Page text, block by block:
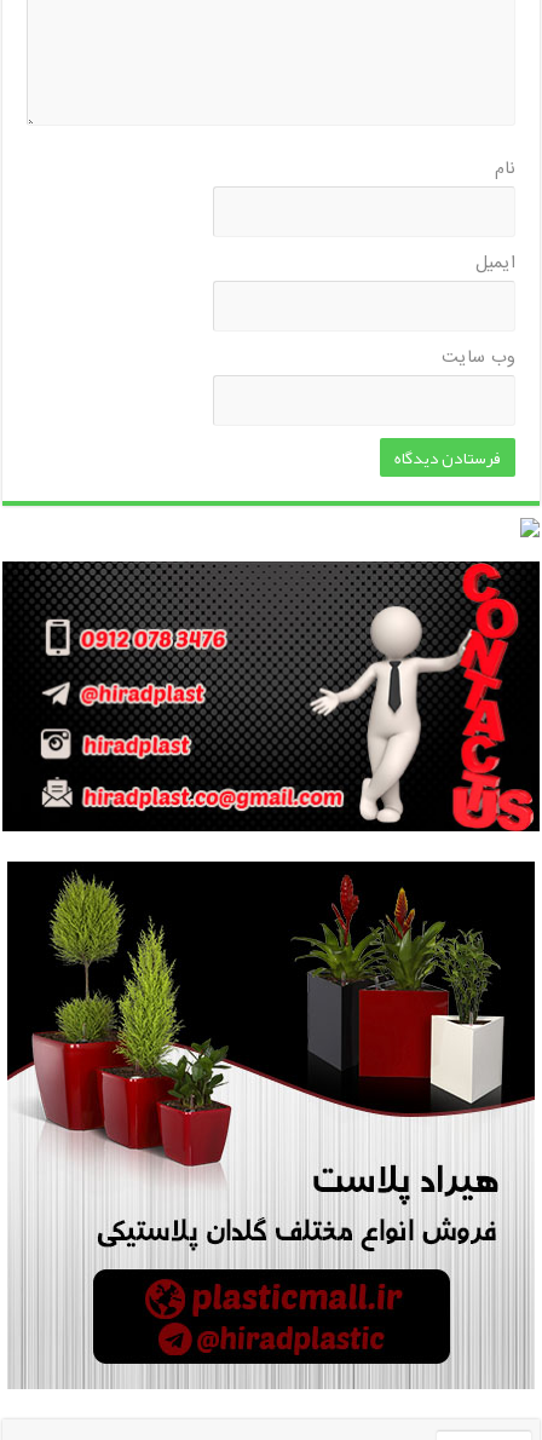
نام
ایمیل
وب‌ سایت